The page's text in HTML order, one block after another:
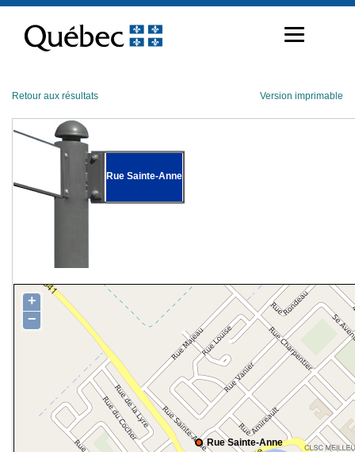
contenu
Retour aux résultats Version imprimable
Rue Sainte-Anne
Rue Sainte-Anne
+
−